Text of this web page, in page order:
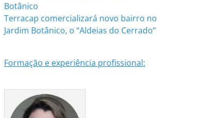
Botânico
Terracap comercializará novo bairro no
Jardim Botânico, o “Aldeias do Cerrado”
Formação e experiência profissional: